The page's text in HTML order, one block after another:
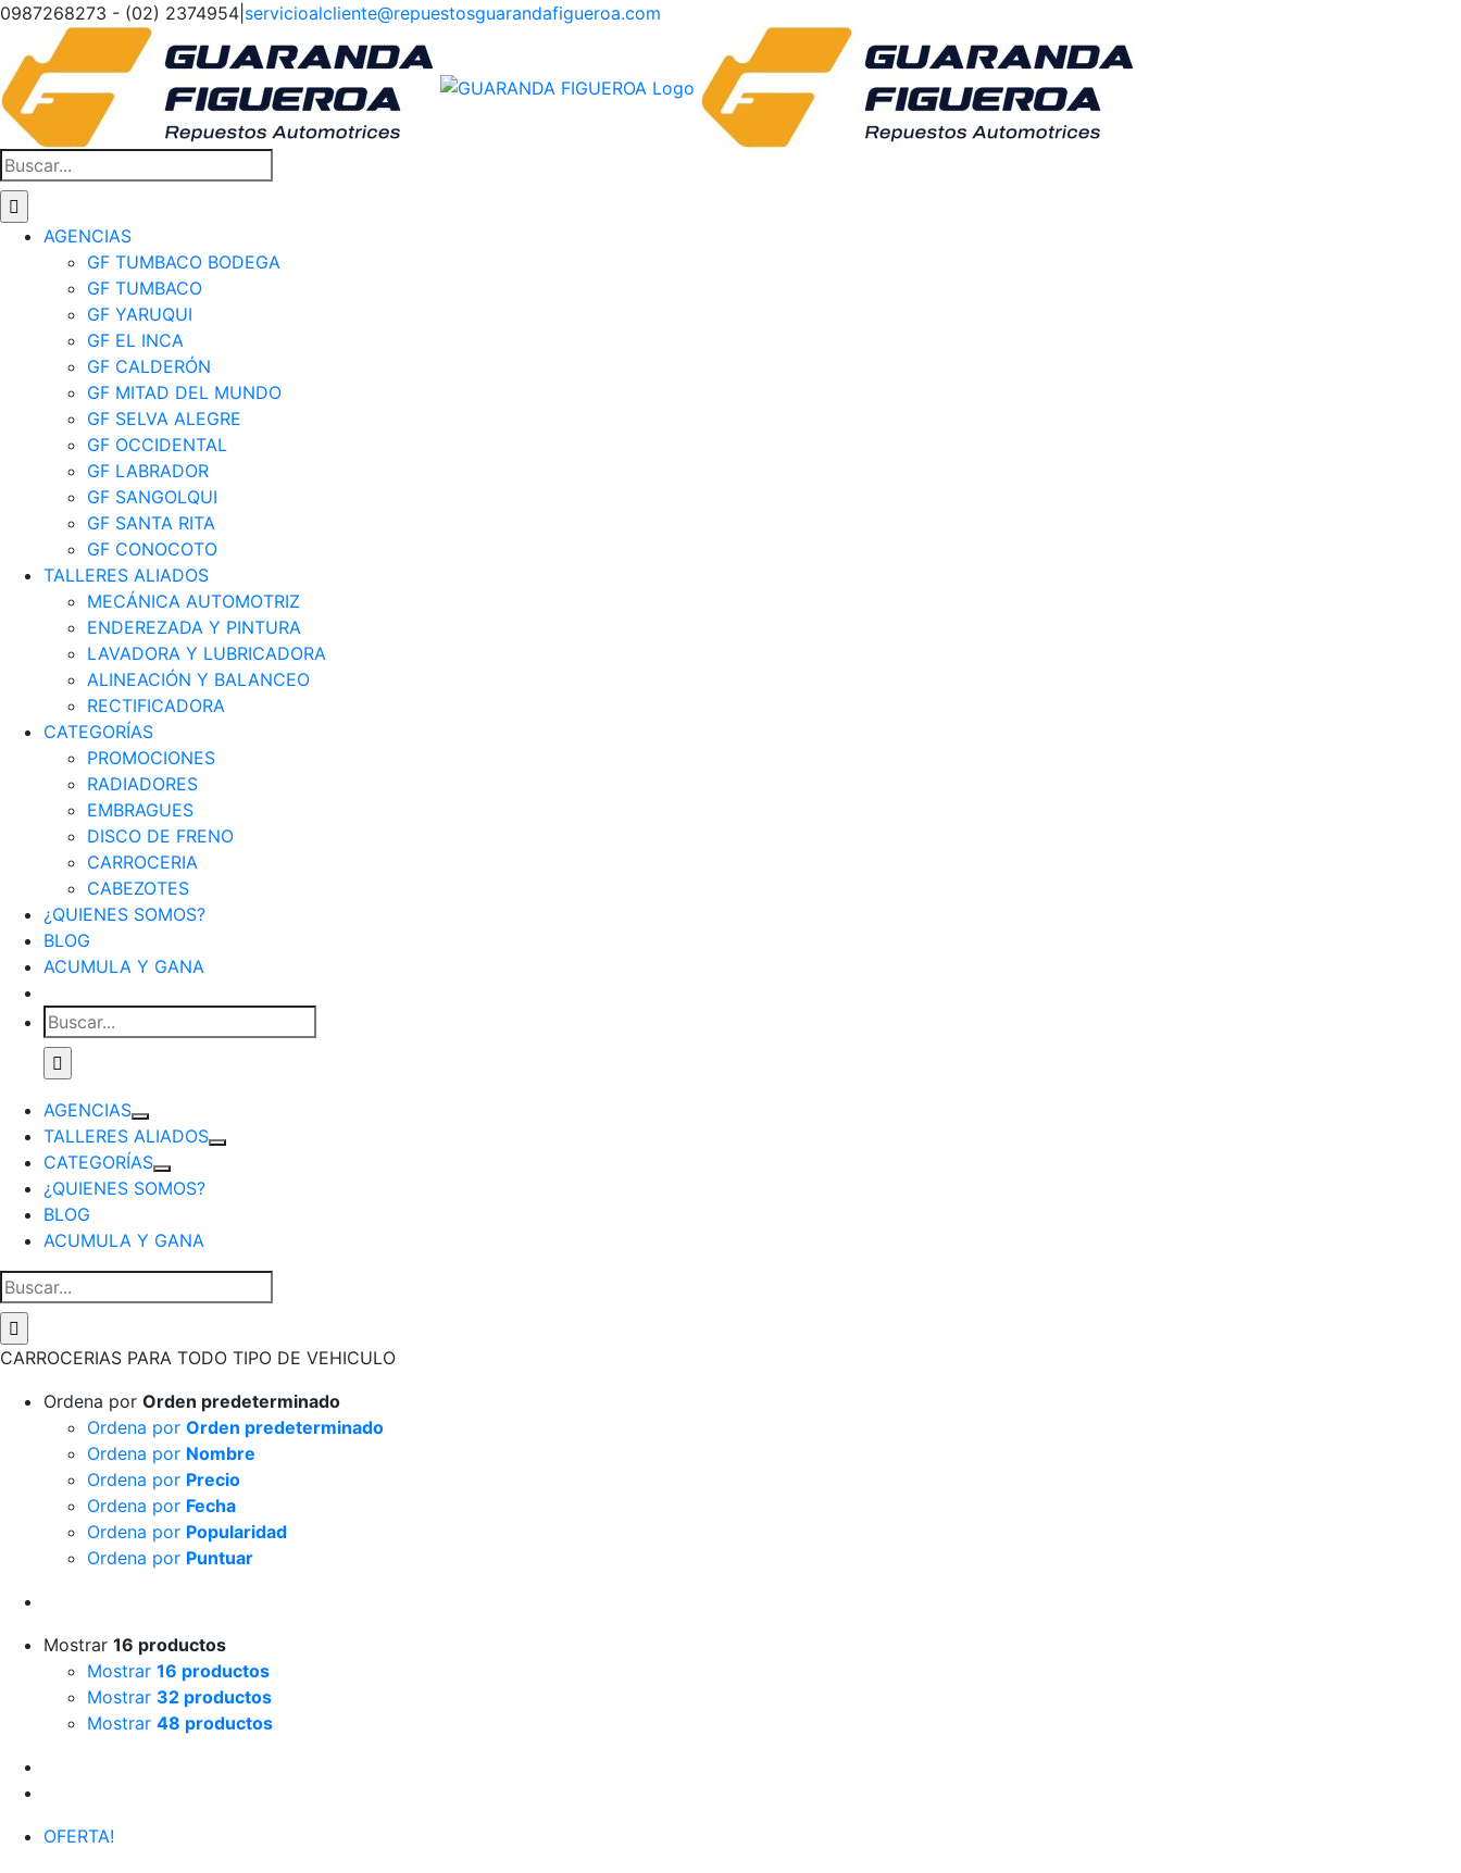
Saltar
contenido
0987268273 - (02) 2374954 servicioalcliente@repuestosguarandafigueroa.com
Facebook
Instagram
Buscar:
AGENCIAS
GF TUMBACO BODEGA
GF TUMBACO
GF YARUQUI
GF EL INCA
GF CALDERÓN
GF MITAD DEL MUNDO
GF SELVA ALEGRE
GF OCCIDENTAL
GF LABRADOR
GF SANGOLQUI
GF SANTA RITA
GF CONOCOTO
TALLERES ALIADOS
MECÁNICA AUTOMOTRIZ
ENDEREZADA Y PINTURA
LAVADORA Y LUBRICADORA
ALINEACIÓN Y BALANCEO
RECTIFICADORA
CATEGORÍAS
PROMOCIONES
RADIADORES
EMBRAGUES
DISCO DE FRENO
CARROCERIA
CABEZOTES
¿QUIENES SOMOS?
BLOG
ACUMULA Y GANA
Buscar:
AGENCIAS
TALLERES ALIADOS
CATEGORÍAS
¿QUIENES SOMOS?
BLOG
ACUMULA Y GANA
Buscar:
CARROCERIAS PARA TODO TIPO DE VEHICULO
Ordena por Orden predeterminado
Ordena por Orden predeterminado
Ordena por Nombre
Ordena por Precio
Ordena por Fecha
Ordena por Popularidad
Ordena por Puntuar
Mostrar 16 productos
Mostrar 16 productos
Mostrar 32 productos
Mostrar 48 productos
OFERTA!